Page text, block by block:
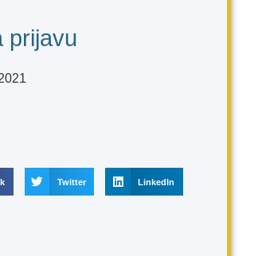
prijavu
Twitter LinkedIn